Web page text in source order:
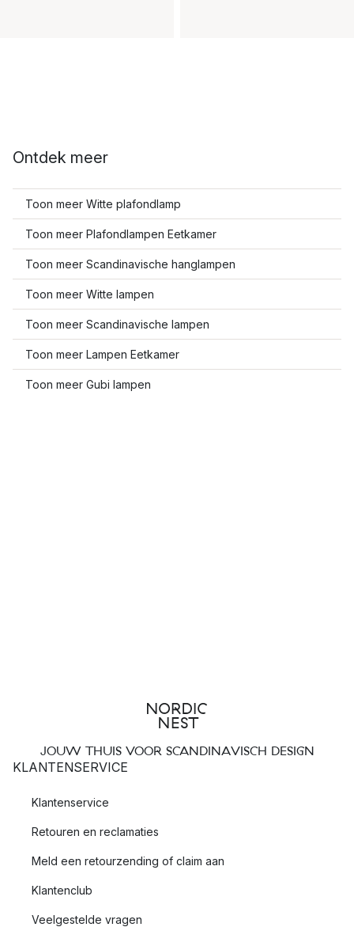
Ontdek meer
Toon meer Witte plafondlamp
Toon meer Plafondlampen Eetkamer
Toon meer Scandinavische hanglampen
Toon meer Witte lampen
Toon meer Scandinavische lampen
Toon meer Lampen Eetkamer
Toon meer Gubi lampen
JOUW THUIS VOOR SCANDINAVISCH DESIGN
KLANTENSERVICE
Klantenservice
Retouren en reclamaties
Meld een retourzending of claim aan
Klantenclub
Veelgestelde vragen